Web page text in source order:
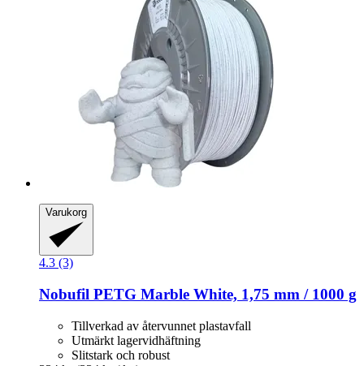
Varukorg
4.3 (3)
Nobufil PETG Marble White, 1,75 mm / 1000 g
Tillverkad av återvunnet plastavfall
Utmärkt lagervidhäftning
Slitstark och robust